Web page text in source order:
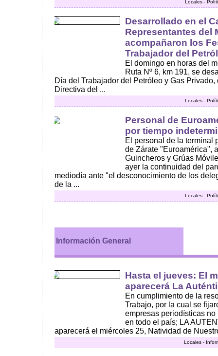
Locales -
Desarrollado en el
Representantes del
acompañaron los
Trabajador del
El domingo en horas del
Ruta Nº 6, km 191, se
Día del Trabajador del Petróleo y Gas
Directiva del ...
Locales -
Personal de
por tiempo
El personal de la terminal
de Zárate "Euroamérica",
Guincheros y Grúas
ayer la continuidad del
mediodía ante "el desconocimiento de los
de la ...
Locales -
Información General
Hasta el jueves: El
aparecerá La
En cumplimiento de la
Trabajo, por la cual se
empresas periodísticas
en todo el país; LA
aparecerá el miércoles 25, Natividad de
Locales -